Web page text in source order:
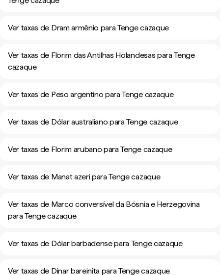
Ver taxas de Dram armênio para Tenge cazaque
Ver taxas de Florim das Antilhas Holandesas para Tenge
cazaque
Ver taxas de Peso argentino para Tenge cazaque
Ver taxas de Dólar australiano para Tenge cazaque
Ver taxas de Florim arubano para Tenge cazaque
Ver taxas de Manat azeri para Tenge cazaque
Ver taxas de Marco conversível da Bósnia e Herzegovina
para Tenge cazaque
Ver taxas de Dólar barbadense para Tenge cazaque
Ver taxas de Dinar bareinita para Tenge cazaque